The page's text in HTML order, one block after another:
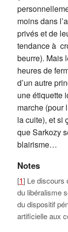
moins dans
privés et de
tendance à
beurre). Mais
heures de
d’un autre
une étiquette
marche (pour
la cuite), et si
que Sarkozy
blairisme…
Notes
[1] Le discours
du libéralisme
du dispositif
artificielle aux